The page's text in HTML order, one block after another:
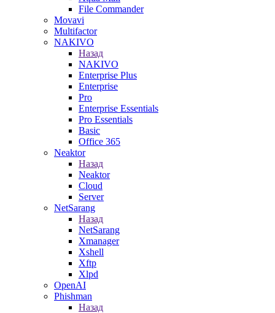
File Commander
Movavi
Multifactor
NAKIVO
Назад
NAKIVO
Enterprise Plus
Enterprise
Pro
Enterprise Essentials
Pro Essentials
Basic
Office 365
Neaktor
Назад
Neaktor
Cloud
Server
NetSarang
Назад
NetSarang
Xmanager
Xshell
Xftp
Xlpd
OpenAI
Phishman
Назад